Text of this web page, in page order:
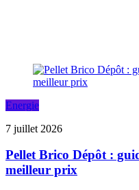
Energie
7 juillet 2026
Pellet Brico Dépôt :
meilleur prix